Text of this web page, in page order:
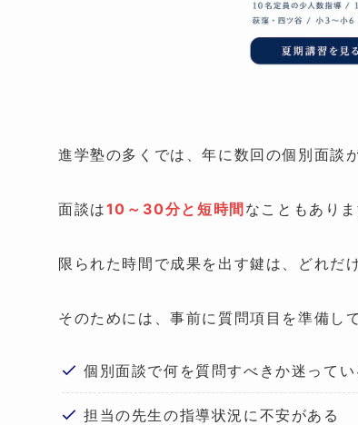
進学塾の多くでは、年に数回の個別面談
面談は10～30分と短時間なこともあり
限られた時間で成果を出す鍵は、どれだ
そのためには、事前に質問項目を準備し
個別面談で何を質問すべきか迷ってい
担当の先生の指導状況に不安がある